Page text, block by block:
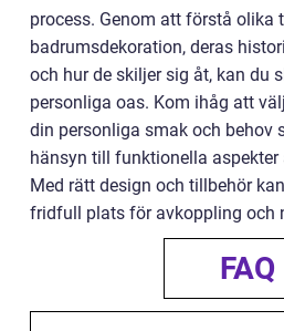
process. Genom att förstå olika
badrumsdekoration, deras
och hur de skiljer sig åt, kan du
personliga oas. Kom ihåg att
din personliga smak och behov
hänsyn till funktionella
Med rätt design och tillbehör
fridfull plats för avkoppling och
FAQ